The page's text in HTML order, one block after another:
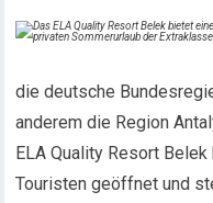
die deutsche
anderem die Region
ELA Quality Resort
Touristen geöffnet und